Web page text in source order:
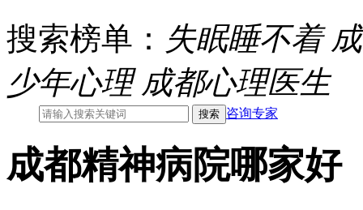
搜索榜单： 失眠睡不着
少年心理 成都心理医生
咨询专家
成都精神病院哪家好